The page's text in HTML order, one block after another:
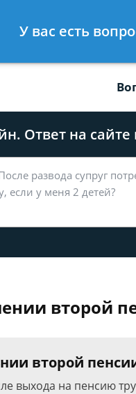
27-47
Ответ на
второй
второй
выхода на пенсию
У вас есть